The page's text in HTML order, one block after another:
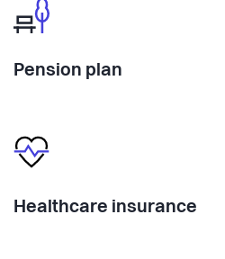
Pension plan
Healthcare insurance